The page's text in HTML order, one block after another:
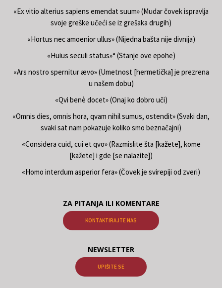
«Ex vitio alterius sapiens emendat suum» (Mudar čovek ispravlja
svoje greške učeći se iz grešaka drugih)
«Hortus nec amoenior ullus» (Nijedna bašta nije divnija)
«Huius seculi status»“ (Stanje ove epohe)
«Ars nostro spernitur ævo» (Umetnost [hermetička] je prezrena
u našem dobu)
«Qvi benè docet» (Onaj ko dobro uči)
«Omnis dies, omnis hora, qvam nihil sumus, ostendit» (Svaki dan,
svaki sat nam pokazuje koliko smo beznačajni)
«Considera cuid, cui et qvo» (Razmislite šta [kažete], kome
[kažete] i gde [se nalazite])
«Homo interdum asperior fera» (Čovek je svirepiji od zveri)
ZA PITANJA ILI KOMENTARE
KONTAKTIRAJTE NAS
NEWSLETTER
UPIŠITE SE